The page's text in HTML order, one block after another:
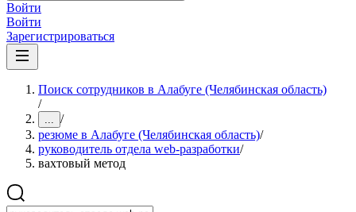
Войти
Войти
Зарегистрироваться
Поиск сотрудников в Алабуге (Челябинская область)
/
... /
резюме в Алабуге (Челябинская область)/
руководитель отдела web-разработки/
вахтовый метод